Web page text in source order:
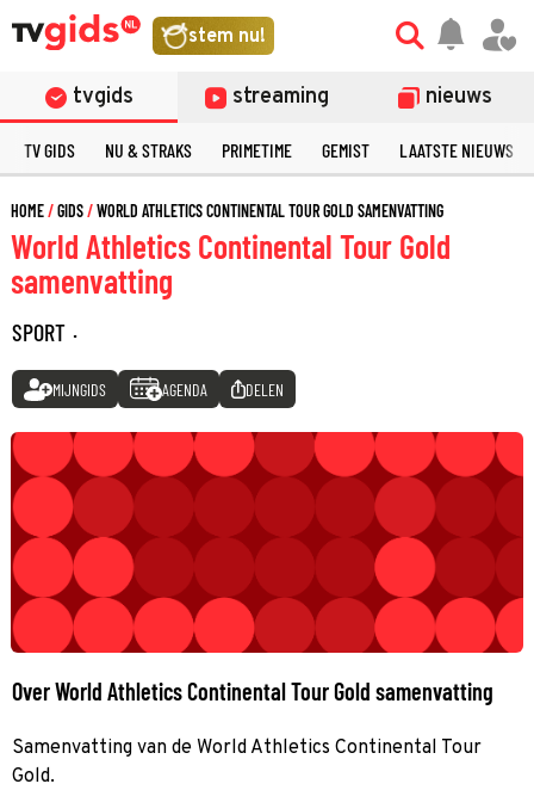
stem nu!
tvgids streaming nieuws
TV GIDS NU & STRAKS PRIMETIME GEMIST LAATSTE NIEUWS
HOME GIDS WORLD ATHLETICS CONTINENTAL TOUR GOLD SAMENVATTING
World Athletics Continental Tour Gold
samenvatting
SPORT ·
MIJNGIDS AGENDA DELEN
Over World Athletics Continental Tour Gold samenvatting
Samenvatting van de World Athletics Continental Tour
Gold.